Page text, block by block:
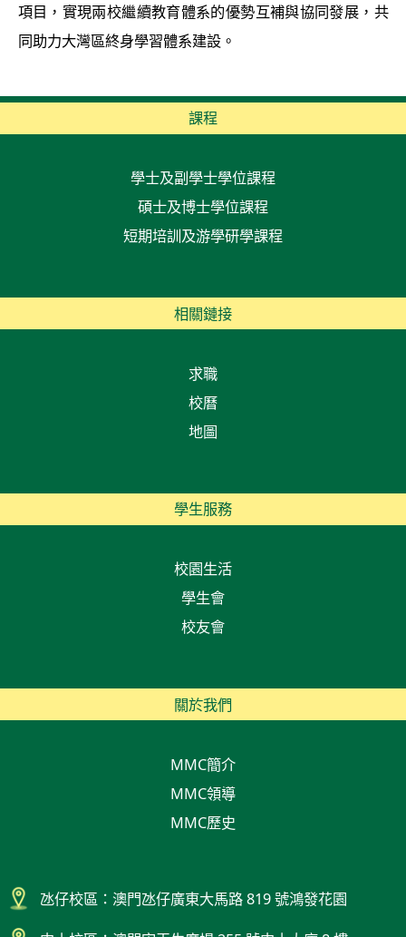
項目，實現兩校繼續教育體系的優勢互補與協同發展，共
同助力大灣區終身學習體系建設。
課程
學士及副學士學位課程
碩士及博士學位課程
短期培訓及游學研學課程
相關鏈接
求職
校曆
地圖
學生服務
校園生活
學生會
校友會
關於我們
MMC簡介
MMC領導
MMC歷史
氹仔校區：澳門氹仔廣東大馬路 819 號鴻發花園